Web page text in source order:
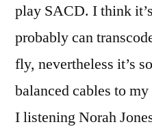
play SACD. I think
probably can
fly, nevertheless it’s
balanced cables to
I listening Norah